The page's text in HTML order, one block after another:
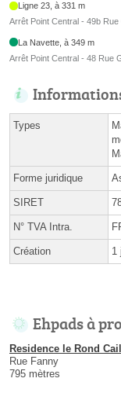
Ligne 23, à 331 m
Arrêt Point Central - 49b Rue
La Navette, à 349 m
Arrêt Point Central - 48 Rue
Types
Forme juridique
SIRET
N° TVA Intra.
Création 1
Ehpads à
Residence le Rond
Rue Fanny
795 mètres